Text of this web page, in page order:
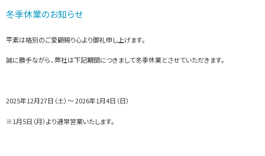
冬季休業のお知らせ
平素は格別のご愛顧賜り心より御礼申し上げます。
誠に勝手ながら、弊社は下記期間につきまして冬季休業とさせていただきます。
2025年12月27日（土）～ 2026年1月4日（日）
※1月5日（月）より通常営業いたします。